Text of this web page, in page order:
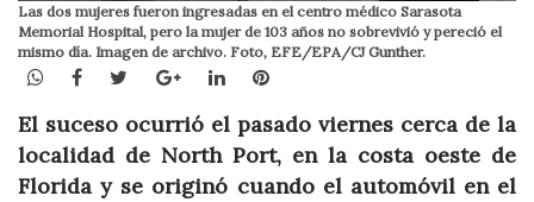
Las dos mujeres fueron ingresadas en el centro médico Sarasota
Memorial Hospital, pero la mujer de 103 años no sobrevivió y pereció el
mismo día. Imagen de archivo. Foto, EFE/EPA/CJ Gunther.
WhatsApp
Facebook
TwitterGoogle+LinkedInPinterest
El suceso ocurrió el pasado viernes cerca de la
localidad de North Port, en la costa oeste de
Florida y se originó cuando el automóvil en el